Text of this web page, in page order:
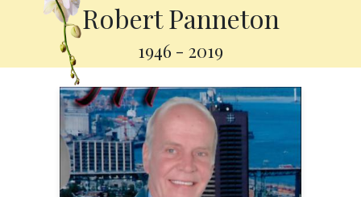
Robert Panneton
1946 - 2019